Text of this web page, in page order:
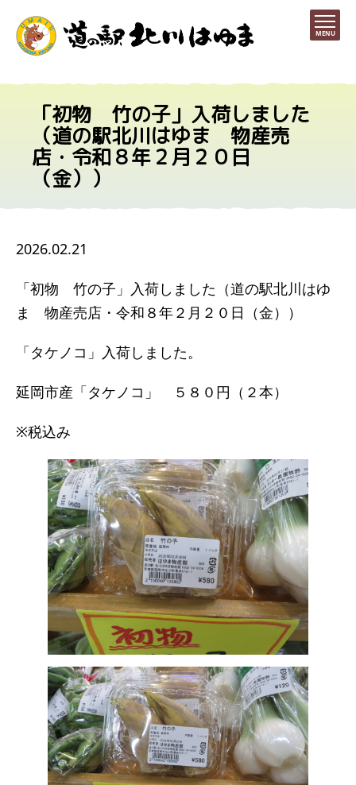
MENU
「初物 竹の子」入荷しました
（道の駅北川はゆま 物産売
店・令和８年２月２０日
（金））
2026.02.21
「初物 竹の子」入荷しました（道の駅北川はゆ
ま 物産売店・令和８年２月２０日（金））
「タケノコ」入荷しました。
延岡市産「タケノコ」 ５８０円（２本）
※税込み